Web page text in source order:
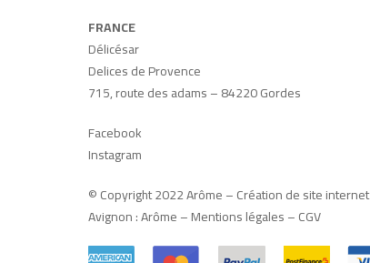
FRANCE
Délicésar
Delices de Provence
715, route des adams – 84220 Gordes
Facebook
Instagram
© Copyright 2022 Arôme –Création de site internet
Avignon:Arôme–Mentions légales–CGV